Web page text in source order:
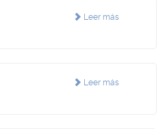
Leer más
Leer más